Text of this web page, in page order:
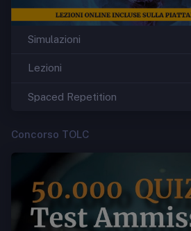
Simulazioni
Lezioni
Spaced Repetition
Concorso TOLC